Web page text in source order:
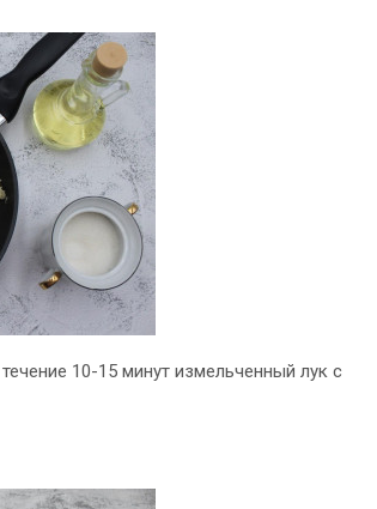
10-15 минут измельченный лук с